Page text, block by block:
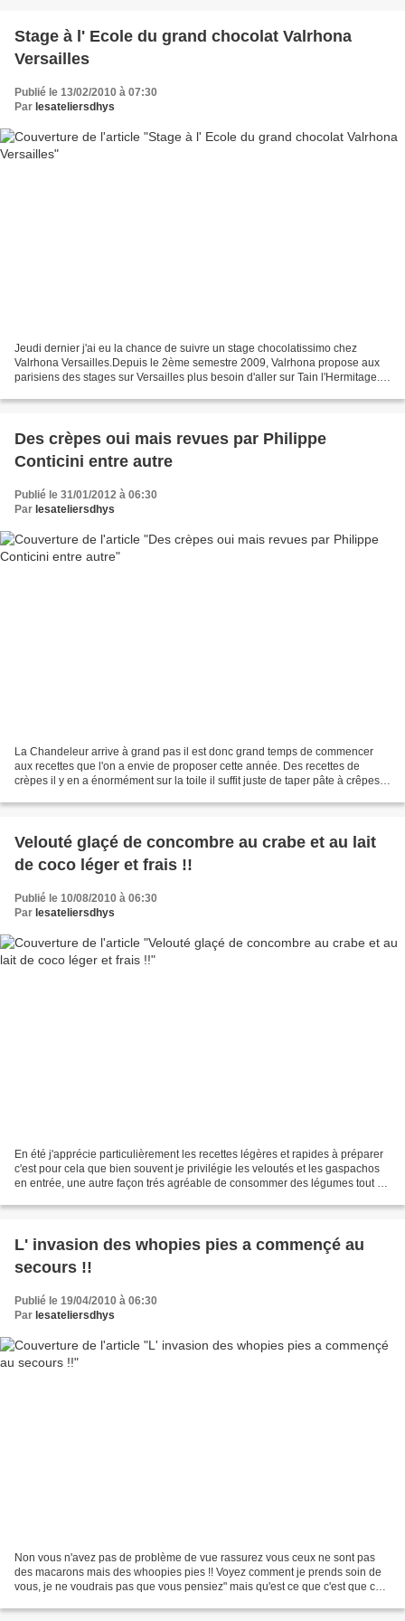
Stage à l' Ecole du grand chocolat Valrhona
Versailles
Publié le 13/02/2010 à 07:30
Par lesateliersdhys
Jeudi dernier j'ai eu la chance de suivre un stage chocolatissimo chez
Valrhona Versailles.Depuis le 2ème semestre 2009, Valrhona propose aux
parisiens des stages sur Versailles plus besoin d'aller sur Tain l'Hermitage.
Des crèpes oui mais revues par Philippe
Conticini entre autre
Publié le 31/01/2012 à 06:30
Par lesateliersdhys
La Chandeleur arrive à grand pas il est donc grand temps de commencer
aux recettes que l'on a envie de proposer cette année. Des recettes de
crèpes il y en a énormément sur la toile il suffit juste de taper pâte à crêpes
Velouté glaçé de concombre au crabe et au lait
de coco léger et frais !!
Publié le 10/08/2010 à 06:30
Par lesateliersdhys
En été j'apprécie particulièrement les recettes légères et rapides à préparer
c'est pour cela que bien souvent je privilégie les veloutés et les gaspachos
en entrée, une autre façon trés agréable de consommer des légumes tout en
L' invasion des whopies pies a commençé au
secours !!
Publié le 19/04/2010 à 06:30
Par lesateliersdhys
Non vous n'avez pas de problème de vue rassurez vous ceux ne sont pas
des macarons mais des whoopies pies !! Voyez comment je prends soin de
vous, je ne voudrais pas que vous pensiez" mais qu'est ce que c'est que ces